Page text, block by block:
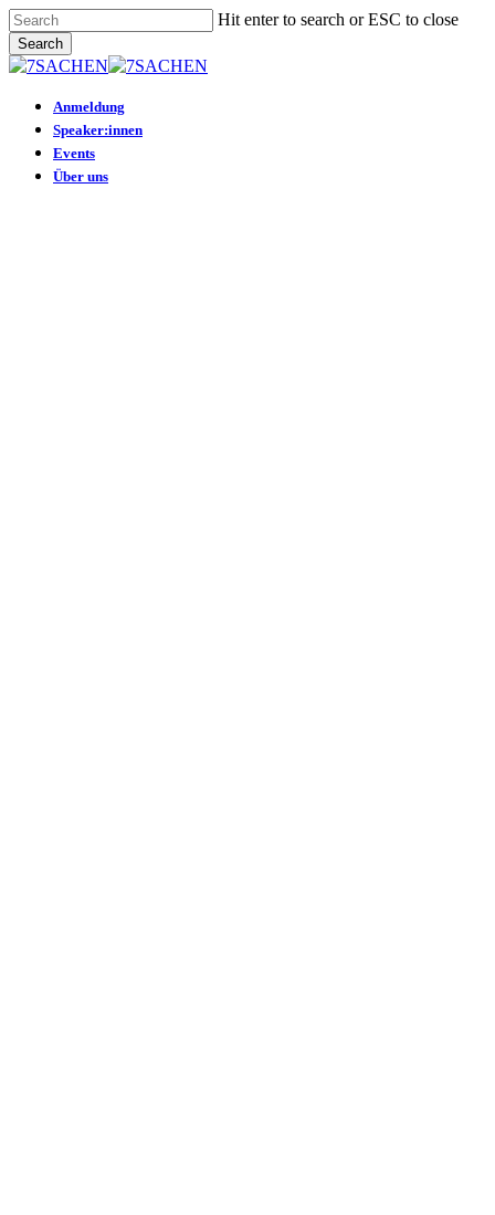
Skip
to
main
Hit enter to search or ESC to close
Search
Close
Menu
Anmeldung
Speaker:innen
Events
Über uns